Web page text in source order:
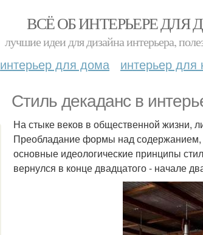
ВСЁ ОБ ИНТЕРЬЕРЕ ДЛЯ
лучшие идеи для дизайна интерьера,
интерьер для дома интерьер для
Стиль декаданс в
На стыке веков в общественной жизни,
Преобладание формы над содержанием,
основные идеологические принципы
вернулся в конце двадцатого - начале